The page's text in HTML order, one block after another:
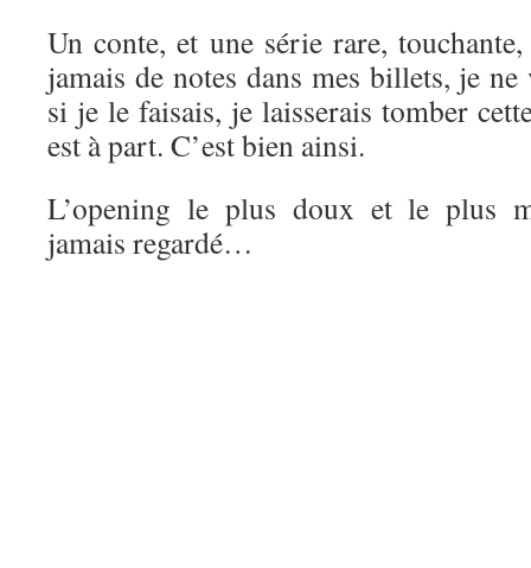
Un conte, et une série rare,
jamais de notes dans mes billets, je
si je le faisais, je laisserais tomber
est à part. C’est bien ainsi.
L’opening le plus doux et le plus
jamais regardé…